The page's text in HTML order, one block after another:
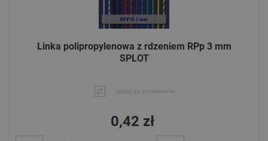
Linka polipropylenowa z rdzeniem RPp 3 mm
SPLOT
dodaj do porównania
0,42 zł